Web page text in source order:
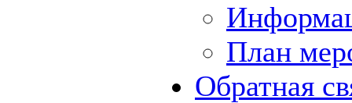
План
Обратная